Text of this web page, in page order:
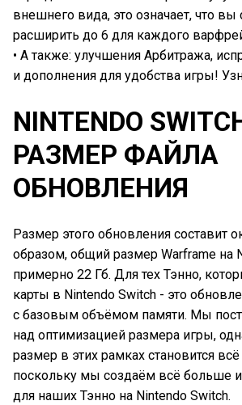
внешнего вида, это означает, что
расширить до 6 для каждого
• А также: улучшения Арбитража,
и дополнения для удобства игры!
NINTENDO
РАЗМЕР ФАЙЛА
ОБНОВЛЕНИЯ
Размер этого обновления составит
образом, общий размер Warframe на
примерно 22 Гб. Для тех Тэнно,
карты в Nintendo Switch - это
с базовым объёмом памяти. Мы
над оптимизацией размера игры,
размер в этих рамках становится
поскольку мы создаём всё больше
для наших Тэнно на Nintendo Switch.